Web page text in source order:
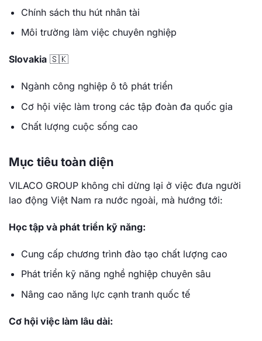
Chính sách thu hút nhân tài
Môi trường làm việc chuyên nghiệp
Slovakia 🇸🇰
Ngành công nghiệp ô tô phát triển
Cơ hội việc làm trong các tập đoàn đa quốc gia
Chất lượng cuộc sống cao
Mục tiêu toàn diện
VILACO GROUP không chỉ dừng lại ở việc đưa người
lao động Việt Nam ra nước ngoài, mà hướng tới:
Học tập và phát triển kỹ năng:
Cung cấp chương trình đào tạo chất lượng cao
Phát triển kỹ năng nghề nghiệp chuyên sâu
Nâng cao năng lực cạnh tranh quốc tế
Cơ hội việc làm lâu dài: